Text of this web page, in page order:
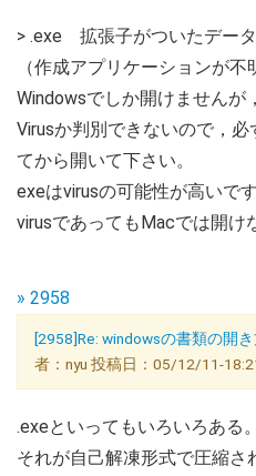
> .exe 拡張子がついたデータ
（作成アプリケーションが不
Windowsでしか開けませんが
Virusか判別できないので，
てから開いて下さい。
exeはvirusの可能性が高いです
virusであってもMacでは開け
» 2958
[2958]Re: windowsの書類の開
者：nyu 投稿日：05/12/11-
.exeといってもいろいろある。
それが自己解凍形式で圧縮さ